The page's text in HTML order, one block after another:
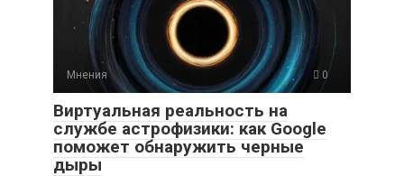
Мнения 0
Виртуальная реальность на
службе астрофизики: как Google
поможет обнаружить черные
дыры